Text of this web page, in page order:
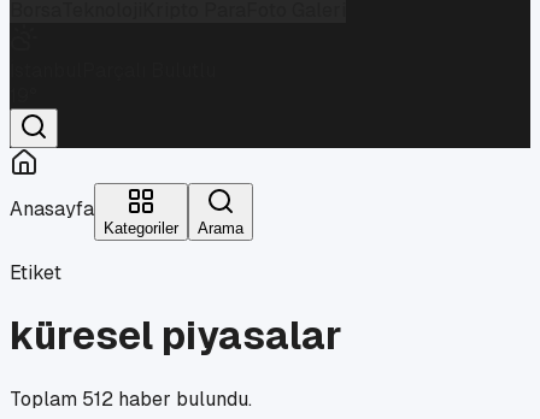
Anasayfa
Kategoriler Arama
Etiket
küresel piyasalar
Toplam 512 haber bulundu.